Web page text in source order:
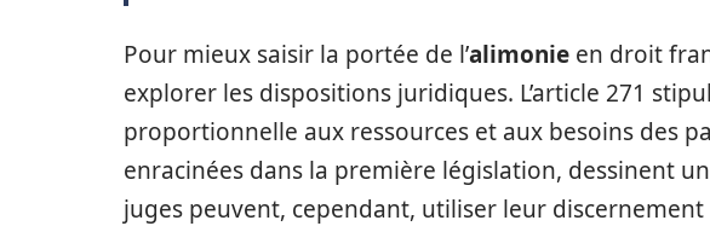
Pour mieux saisir la portée de l’alimonie en droit
explorer les dispositions juridiques. L’article 271
proportionnelle aux ressources et aux besoins des
enracinées dans la première législation, dessinent
juges peuvent, cependant, utiliser leur